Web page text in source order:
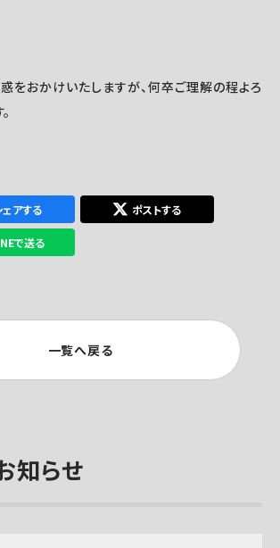
をおかけいたしますが、何卒ご理解の程よろ
ェアする ポストする
で送る
一覧へ戻る
知らせ